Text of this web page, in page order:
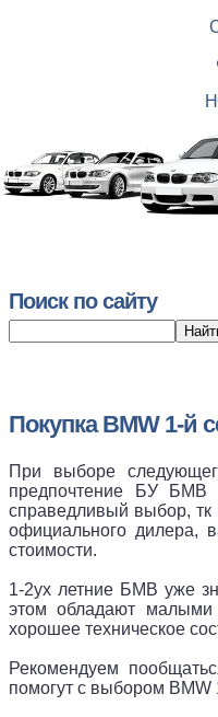
Поиск по сайту
Покупка BMW 1-й
При выборе
предпочтение БУ
справедливый выбор, тк
официального дилера,
стоимости.
1-2ух летние БМВ уже
этом обладают
хорошее техническое
Рекомендуем
помогут с выбором